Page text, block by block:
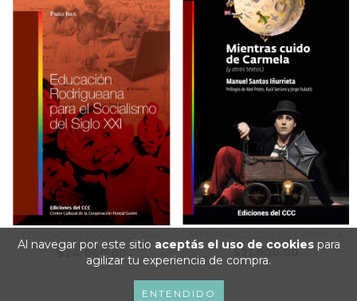
Al navegar por este sitio aceptás el uso de cookiespara
agilizar tu experiencia de compra.
ENTENDIDO
$24.000,00 $21.000,00